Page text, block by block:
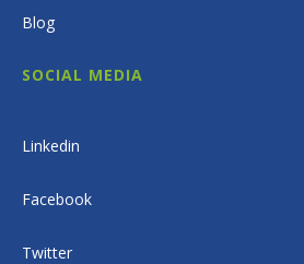
Blog
SOCIAL MEDIA
Linkedin
Facebook
Twitter